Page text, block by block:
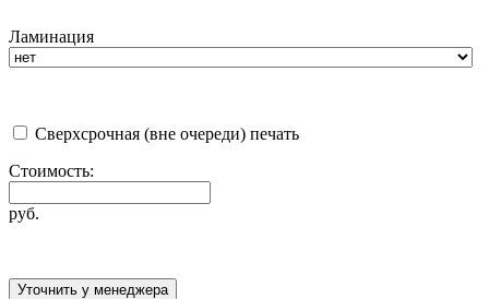
Ламинация
Сверхсрочная (вне очереди) печать
Стоимость:
руб.
Уточнить у менеджера